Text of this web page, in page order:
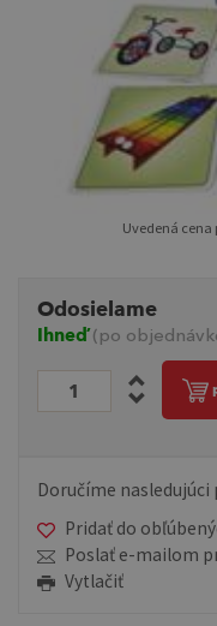
Uvedená
Odosielame
Ihneď(po
Doručíme nasledujúci
Pridať do
Poslať e-mailom
Vytlačiť